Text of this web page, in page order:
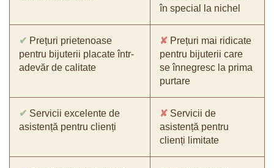
în special la nichel
✔ Prețuri prietenoase
pentru bijuterii placate într-
adevăr de calitate
✘ Prețuri mai ridicate
pentru bijuterii care
se înnegresc la prima
purtare
✔ Servicii excelente de
asistență pentru clienți
✘ Servicii de
asistență pentru
clienți limitate